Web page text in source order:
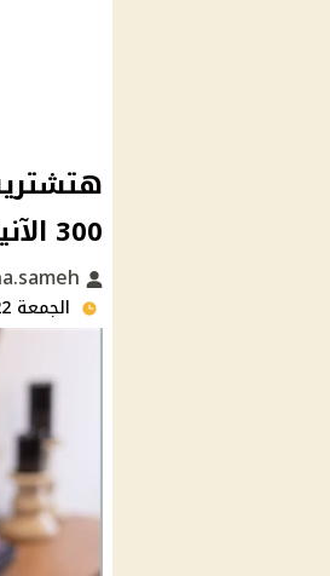
300 الآنيق بمواصفات جباره ومميزات متتفوتش
الجمعة 22/نوفمبر/2024 - 07:53 م